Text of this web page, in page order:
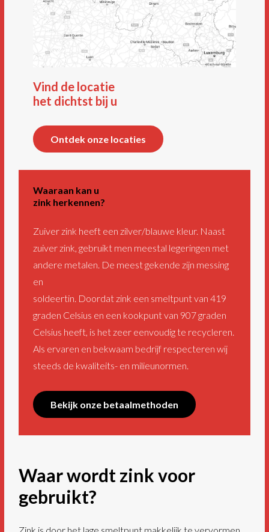
Vind de locatie
het dichtst bij u
Ontdek onze locaties
Waaraan kan u
zink herkennen?
Zuiver zink heeft een zilver/blauwe kleur. Naast
zuiver zink, gebruikt men meestal legeringen met
andere metalen. De meest gekende zijn messing
en
soldeertin. Doordat zink een smeltpunt van 419
graden Celsius en een kookpunt van 907 graden
Celsius heeft, is het zeer eenvoudig te recycleren.
Als ervaren en bekwaam bedrijf respecteren wij
steeds de kwaliteits- en milieunormen.
Bekijk onze betaalmethoden
Waar wordt zink voor
gebruikt?